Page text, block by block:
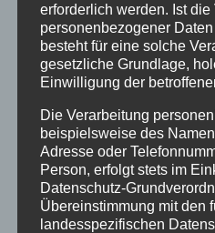
brennendeHolzstücke
CO2-Emissionen Die
einheizen Energie
Funkenflug Gemütlichkeit
Handwerk heizen Heizofen
heiß Holz Holzofen
Klein und Schuster Ofenbau
erforderlich werden. Ist die
personenbezogener
besteht für eine solche
gesetzliche Grundlage,
Einwilligung der
Die Verarbeitung
beispielsweise des
Adresse oder
Person, erfolgt stets im
Datenschutz-
Übereinstimmung mit den
landesspezifischen